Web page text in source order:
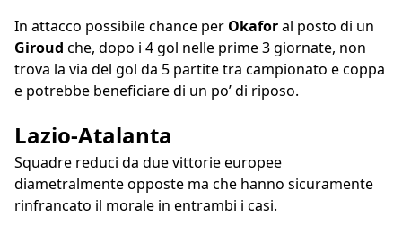
In attacco possibile chance per Okaforal posto di un
Giroud che, dopo i 4 gol nelle prime 3 giornate, non
trova la via del gol da 5 partite tra campionato e coppa
e potrebbe beneficiare di un po’ di riposo.
Lazio-Atalanta
Squadre reduci da due vittorie europee
diametralmente opposte ma che hanno sicuramente
rinfrancato il morale in entrambi i casi.